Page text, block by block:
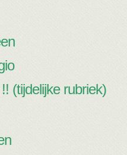
(tijdelijke rubriek)